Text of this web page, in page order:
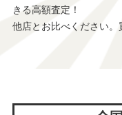
きる高額査定！
他店とお比べください。